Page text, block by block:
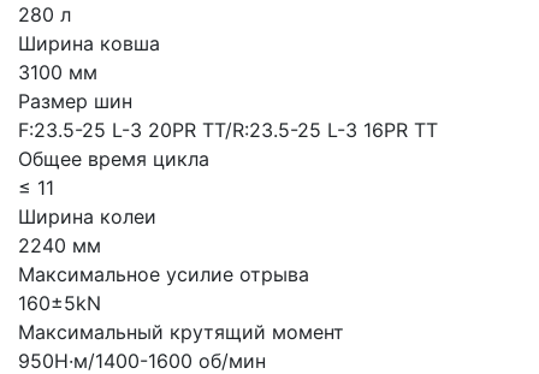
280 л
Ширина ковша
3100 мм
Размер шин
F:23.5-25 L-3 20PR TT/R:23.5-25 L-3 16PR TT
Общее время цикла
≤ 11
Ширина колеи
2240 мм
Максимальное усилие отрыва
160±5kN
Максимальный крутящий момент
950Н·м/1400-1600 об/мин